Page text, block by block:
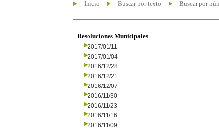
Inicio Buscar por texto Buscar por
Resoluciones Municipales
2017/01/11
2017/01/04
2016/12/28
2016/12/21
2016/12/07
2016/11/30
2016/11/23
2016/11/16
2016/11/09